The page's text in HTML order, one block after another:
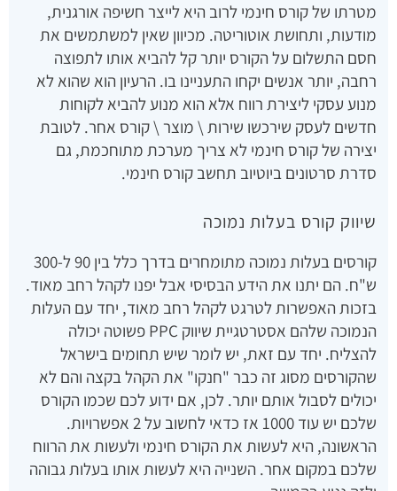
מטרתו של קורס חינמי לרוב היא לייצר חשיפה אורגנית,
מודעות, ותחושת אוטוריטה. מכיוון שאין למשתמשים את
חסם התשלום על הקורס יותר קל להביא אותו לתפוצה
רחבה, יותר אנשים יקחו התעניינו בו. הרעיון הוא שהוא לא
מנוע עסקי ליצירת רווח אלא הוא מנוע להביא לקוחות
חדשים לעסק שירכשו שירות \ מוצר \ קורס אחר. לטובת
יצירה של קורס חינמי לא צריך מערכת מתוחכמת, גם
סדרת סרטונים ביוטיוב תחשב קורס חינמי.
שיווק קורס בעלות נמוכה
קורסים בעלות נמוכה מתומחרים בדרך כלל בין 90 ל-300
ש"ח. הם יתנו את הידע הבסיסי אבל יפנו לקהל רחב מאוד.
בזכות האפשרות לטרגט לקהל רחב מאוד, יחד עם העלות
הנמוכה שלהם אסטרטגיית שיווק PPC פשוטה יכולה
להצליח. יחד עם זאת, יש לומר שיש תחומים בישראל
שהקורסים מסוג זה כבר "חנקו" את הקהל בקצה והם לא
יכולים לסבול אותם יותר. לכן, אם ידוע לכם שכמו הקורס
שלכם יש עוד 1000 אז כדאי לחשוב על 2 אפשרויות.
הראשונה, היא לעשות את הקורס חינמי ולעשות את הרווח
שלכם במקום אחר. השנייה היא לעשות אותו בעלות גבוהה